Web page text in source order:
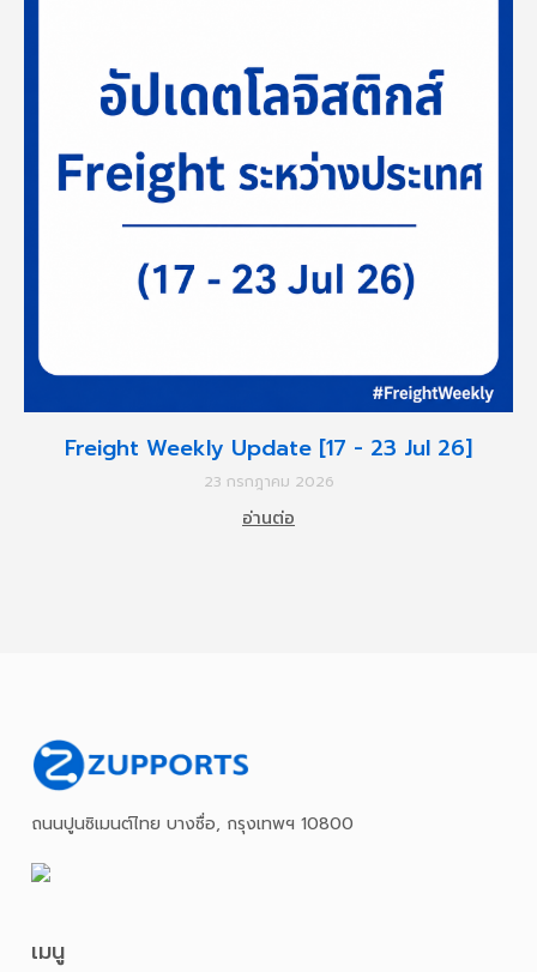
Freight Weekly Update [17 - 23 Jul 26]
23 กรกฎาคม 2026
อ่านต่อ
ถนนปูนซิเมนต์ไทย บางซื่อ, กรุงเทพฯ 10800
เมนู